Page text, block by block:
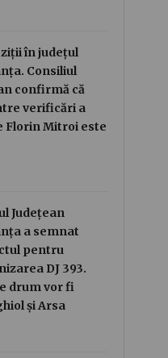
în județul
Consiliul
confirmă că
verificări a
Florin Mitroi este
Județean
a semnat
pentru
DJ 393.
drum vor fi
și Arsa